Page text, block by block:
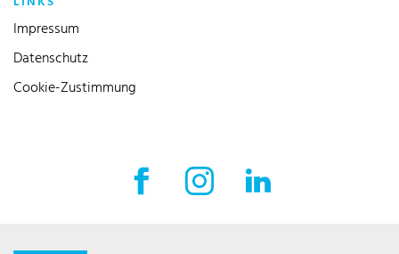
Impressum
Datenschutz
Cookie-Zustimmung
Facebook Externer Link
Instagram Externer Link